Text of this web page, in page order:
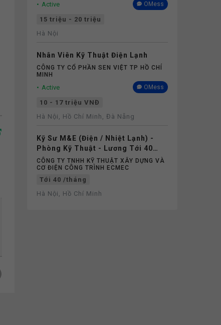
Active OMess
15 triệu - 20 triệu
Hà Nội
Nhân Viên Kỹ Thuật Điện Lạnh
CÔNG TY CỔ PHẦN SEN VIỆT TP HỒ CHÍ
MINH
Active OMess
10 - 17 triệu VNĐ
Hà Nội, Hồ Chí Minh, Đà Nẵng
Kỹ Sư M&E (Điện / Nhiệt Lạnh) -
Phòng Kỹ Thuật - Lương Tới 40
Triệu
CÔNG TY TNHH KỸ THUẬT XÂY DỰNG VÀ
CƠ ĐIỆN CÔNG TRÌNH ECMEC
Tới 40 /tháng
Hà Nội, Hồ Chí Minh